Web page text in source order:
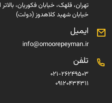
تهران، قلهک، خیابان فکوریان،
خیابان شهید کلاهدوز (دولت)
ایمیل
info@omoorepeyman.ir
تلفن
021-26249503
09120434311